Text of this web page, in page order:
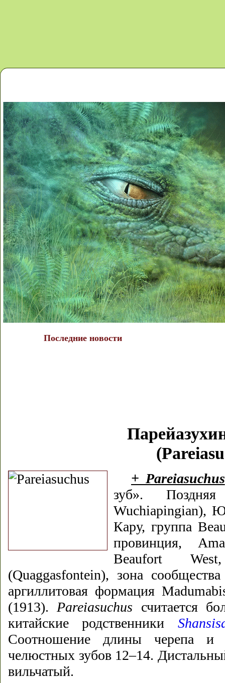
Последние новости
+ Pareiasuchus
зуб».
Wuchiapingian),
Кару, группа
провинция,
Beaufort
(Quaggasfontein), зона
аргиллитовая формация
(1913). Pareiasuchus считается
китайские родственники
Соотношение длины черепа и
челюстных зубов 12–14.
вильчатый.